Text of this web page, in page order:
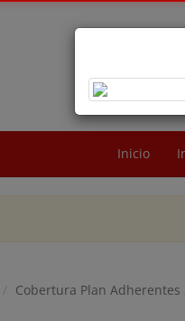
Inicio
Cobertura Plan Adherentes